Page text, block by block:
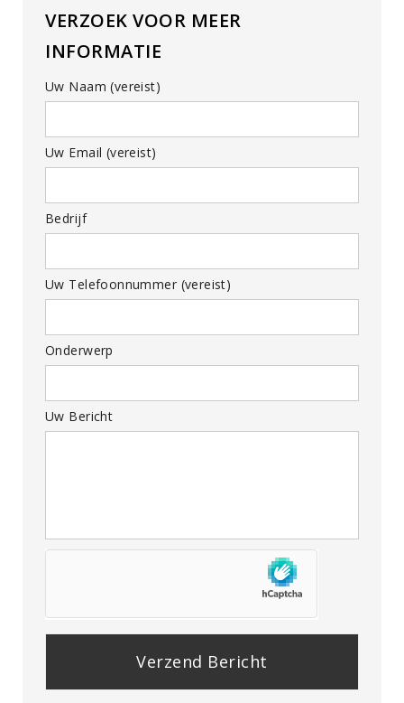
VERZOEK VOOR MEER
INFORMATIE
Uw Naam (vereist)
Uw Email (vereist)
Bedrijf
Uw Telefoonnummer (vereist)
Onderwerp
Uw Bericht